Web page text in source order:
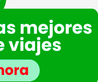
del grupo CEA.
de VIAJESCEA encontrarás
su información personal por parte
rectificación, eliminación,